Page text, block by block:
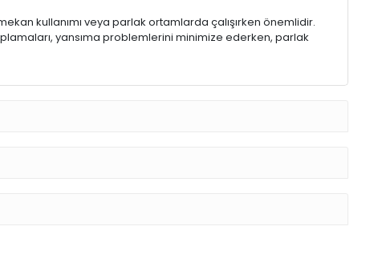
kullanımı veya parlak ortamlarda çalışırken önemlidir.
yansıma problemlerini minimize ederken, parlak